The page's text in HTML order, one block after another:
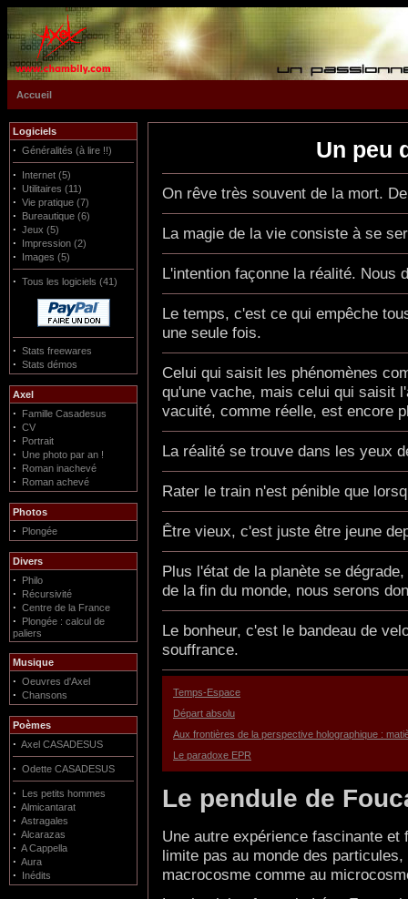
Accueil
Logiciels
· Généralités (à lire !!)
· Internet (5)
· Utilitaires (11)
· Vie pratique (7)
· Bureautique (6)
· Jeux (5)
· Impression (2)
· Images (5)
· Tous les logiciels (41)
· Stats freewares
· Stats démos
Axel
· Famille Casadesus
· CV
· Portrait
· Une photo par an !
· Roman inachevé
· Roman achevé
Photos
· Plongée
Divers
· Philo
· Récursivité
· Centre de la France
·
Plongée : calcul de
paliers
Musique
· Oeuvres d'Axel
· Chansons
Poèmes
· Axel CASADESUS
· Odette CASADESUS
· Les petits hommes
· Almicantarat
· Astragales
· Alcarazas
· A Cappella
· Aura
· Inédits
Un peu
On rêve très souvent de la mort.
La magie de la vie consiste à se
L'intention façonne la réalité. Nous
Le temps, c'est ce qui empêche
une seule fois.
Celui qui saisit les phénomènes
qu'une vache, mais celui qui saisit
vacuité, comme réelle, est encore
La réalité se trouve dans les yeux
Rater le train n'est pénible que
Être vieux, c'est juste être jeune
Plus l'état de la planète se
de la fin du monde, nous serons
Le bonheur, c'est le bandeau de
souffrance.
Temps-Espace
Départ absolu
Aux frontières de la perspective holographique :
Le paradoxe EPR
Le pendule de
Une autre expérience fascinante et
limite pas au monde des
macrocosme comme au